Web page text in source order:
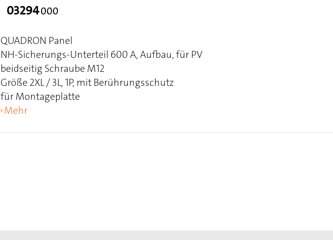
03294000
QUADRON Panel
NH-Sicherungs-Unterteil 600 A, Aufbau, für PV
beidseitig Schraube M12
Größe 2XL / 3L, 1P, mit Berührungsschutz
für Montageplatte
Mehr